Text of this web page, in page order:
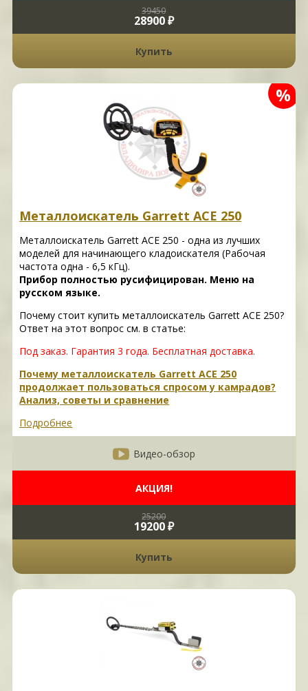
39450
28900 ₽
Купить
%
Металлоискатель Garrett ACE 250
Металлоискатель Garrett ACE 250 - одна из лучших
моделей для начинающего кладоискателя (Рабочая
частота одна - 6,5 кГц).
Прибор полностью русифицирован. Меню на
русском языке.
Почему стоит купить металлоискатель Garrett ACE 250?
Ответ на этот вопрос см. в статье:
Под заказ. Гарантия 3 года. Бесплатная доставка.
Почему металлоискатель Garrett ACE 250
продолжает пользоваться спросом у камрадов?
Анализ, советы и сравнение
Подробнее
Видео-обзор
АКЦИЯ!
25200
19200 ₽
Купить